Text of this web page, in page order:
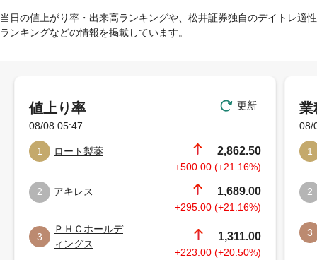
当日の値上がり率・出来高ランキングや、松井証券独自のデイトレ適性
ランキングなどの情報を掲載しています。